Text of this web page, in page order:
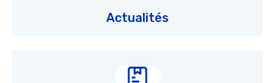
Actualités